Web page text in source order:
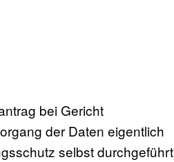
bei Gericht
der Daten eigentlich
selbst durchgeführt